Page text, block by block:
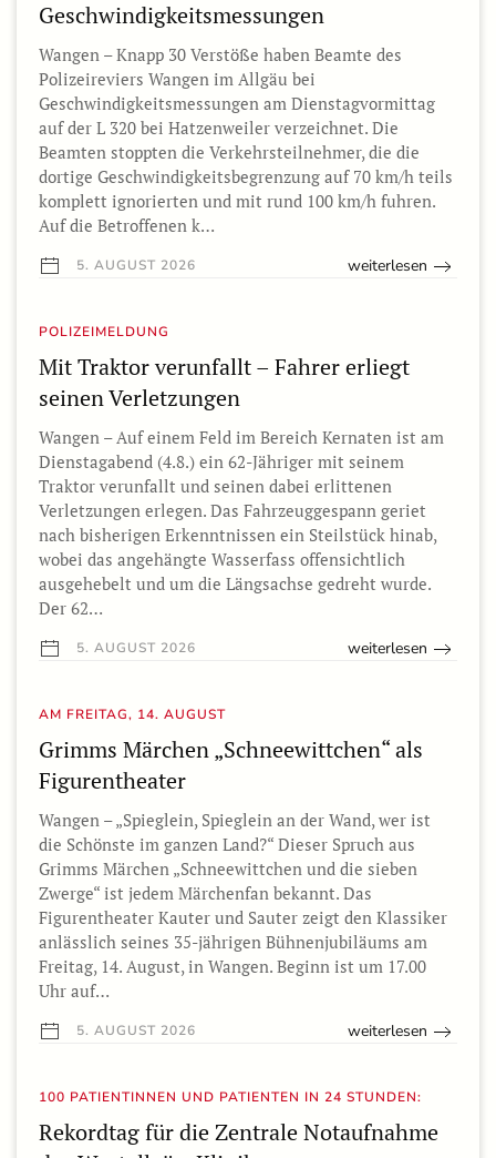
Geschwindigkeitsmessungen
Wangen – Knapp 30 Verstöße haben Beamte des
Polizeireviers Wangen im Allgäu bei
Geschwindigkeitsmessungen am Dienstagvormittag
auf der L 320 bei Hatzenweiler verzeichnet. Die
Beamten stoppten die Verkehrsteilnehmer, die die
dortige Geschwindigkeitsbegrenzung auf 70 km/h teils
komplett ignorierten und mit rund 100 km/h fuhren.
Auf die Betroffenen k…
5. AUGUST 2026 weiterlesen
POLIZEIMELDUNG
Mit Traktor verunfallt – Fahrer erliegt
seinen Verletzungen
Wangen – Auf einem Feld im Bereich Kernaten ist am
Dienstagabend (4.8.) ein 62-Jähriger mit seinem
Traktor verunfallt und seinen dabei erlittenen
Verletzungen erlegen. Das Fahrzeuggespann geriet
nach bisherigen Erkenntnissen ein Steilstück hinab,
wobei das angehängte Wasserfass offensichtlich
ausgehebelt und um die Längsachse gedreht wurde.
Der 62…
5. AUGUST 2026 weiterlesen
AM FREITAG, 14. AUGUST
Grimms Märchen „Schneewittchen“ als
Figurentheater
Wangen – „Spieglein, Spieglein an der Wand, wer ist
die Schönste im ganzen Land?“ Dieser Spruch aus
Grimms Märchen „Schneewittchen und die sieben
Zwerge“ ist jedem Märchenfan bekannt. Das
Figurentheater Kauter und Sauter zeigt den Klassiker
anlässlich seines 35-jährigen Bühnenjubiläums am
Freitag, 14. August, in Wangen. Beginn ist um 17.00
Uhr auf…
5. AUGUST 2026 weiterlesen
100 PATIENTINNEN UND PATIENTEN IN 24 STUNDEN:
Rekordtag für die Zentrale Notaufnahme